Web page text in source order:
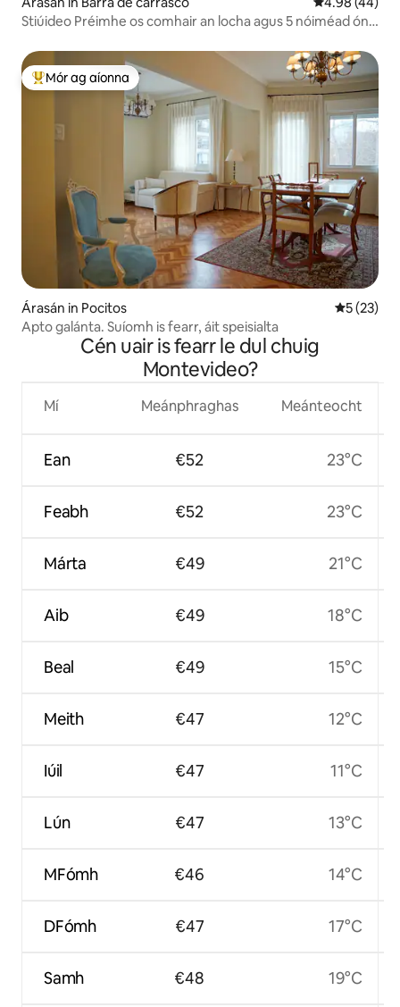
Stiúideo Préimhe os comhair an locha agus 5 nóiméad ón
An-mhór ag aíonna
Mór ag aíonna
Árasán in Pocitos
5 (23)
Apto galánta. Suíomh is fearr, áit speisialta
Cén uair is fearr le dul chuig
Montevideo?
Mí
Ean
Feabh
Márta
Aib
Beal
Meith
Iúil
Lún
MFómh
DFómh
Samh
Meánphraghas
€52
€52
€49
€49
€49
€47
€47
€47
€46
€47
€48
Meánteocht
23°C
23°C
21°C
18°C
15°C
12°C
11°C
13°C
14°C
17°C
19°C